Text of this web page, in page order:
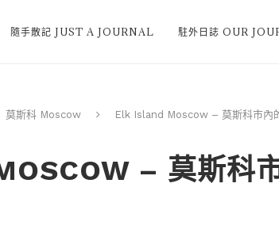
隨手散記 JUST A JOURNAL 駐外日誌 OUR
莫斯科 Moscow Elk Island Moscow – 莫斯科市內
– 莫斯科